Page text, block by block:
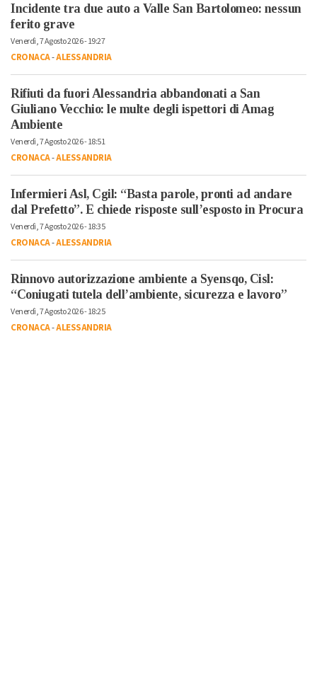
Incidente tra due auto a Valle San Bartolomeo: nessun
ferito grave
Venerdì, 7 Agosto 2026 - 19:27
CRONACA-ALESSANDRIA
Rifiuti da fuori Alessandria abbandonati a San
Giuliano Vecchio: le multe degli ispettori di Amag
Ambiente
Venerdì, 7 Agosto 2026 - 18:51
CRONACA-ALESSANDRIA
Infermieri Asl, Cgil: “Basta parole, pronti ad andare
dal Prefetto”. E chiede risposte sull’esposto in Procura
Venerdì, 7 Agosto 2026 - 18:35
CRONACA-ALESSANDRIA
Rinnovo autorizzazione ambiente a Syensqo, Cisl:
“Coniugati tutela dell’ambiente, sicurezza e lavoro”
Venerdì, 7 Agosto 2026 - 18:25
CRONACA-ALESSANDRIA